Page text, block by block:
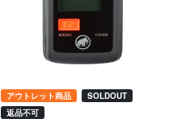
アウトレット商品
SOLDOUT
返品不可